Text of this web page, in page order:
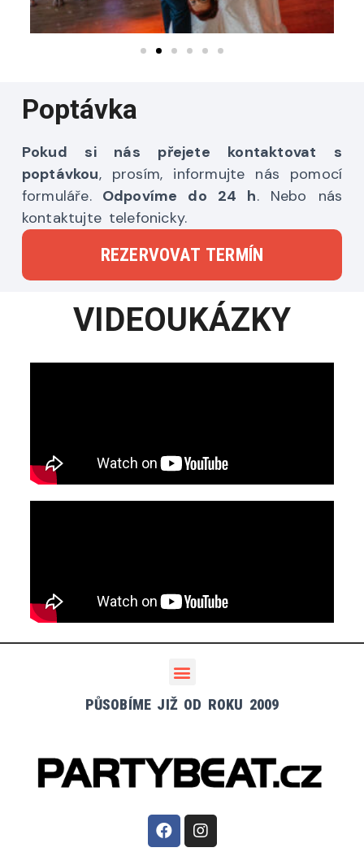
Poptávka
Pokud si nás přejete kontaktovat s
poptávkou, prosím, informujte nás pomocí
formuláře.Odpovíme do 24 h. Nebo nás
kontaktujte telefonicky.
REZERVOVAT TERMÍN
VIDEOUKÁZKY
PŮSOBÍME JIŽ OD ROKU 2009